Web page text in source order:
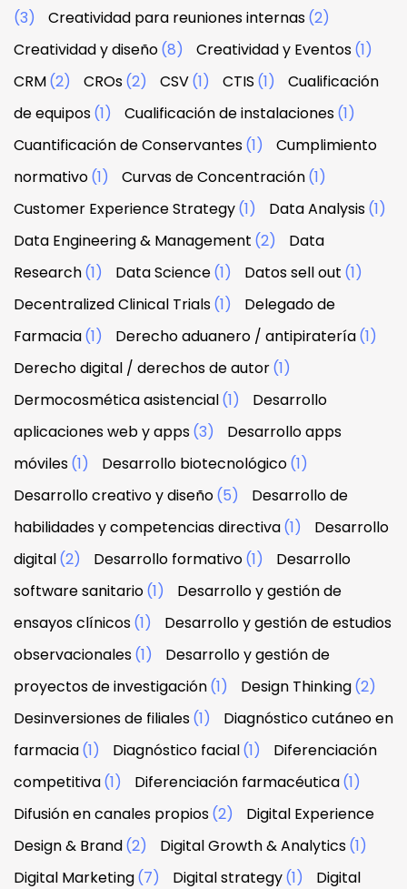
(3) Creatividad para reuniones internas(2)
Creatividad y diseño(8) Creatividad y Eventos(1)
CRM(2) CROs(2) CSV(1) CTIS (1)
Cualificación
de equipos(1) Cualificación de instalaciones(1)
Cuantificación de Conservantes(1)
Cumplimiento
normativo(1) Curvas de Concentración(1)
Customer Experience Strategy(1) Data Analysis(1)
Data Engineering & Management (2)
Data
Research(1) Data Science(1) Datos sell out (1)
Decentralized Clinical Trials(1)
Delegado de
Farmacia(1) Derecho aduanero / antipiratería(1)
Derecho digital / derechos de autor(1)
Dermocosmética asistencial(1)
Desarrollo
aplicaciones web y apps(3)
Desarrollo apps
móviles(1) Desarrollo biotecnológico(1)
Desarrollo creativo y diseño(5)
Desarrollo de
habilidades y competencias directiva(1)
Desarrollo
digital(2) Desarrollo formativo(1)
Desarrollo
software sanitario(1)
Desarrollo y gestión de
ensayos clínicos(1)
Desarrollo y gestión de estudios
observacionales(1)
Desarrollo y gestión de
proyectos de investigación(1) Design Thinking(2)
Desinversiones de filiales(1)
Diagnóstico cutáneo en
farmacia(1) Diagnóstico facial(1)
Diferenciación
competitiva(1) Diferenciación farmacéutica(1)
Difusión en canales propios(2)
Digital Experience
Design & Brand(2) Digital Growth & Analytics(1)
Digital Marketing(7) Digital strategy(1)
Digital